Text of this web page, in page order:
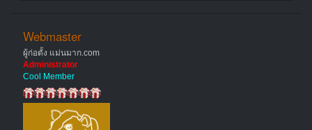
Webmaster
ผู้ก่อตั้ง แม่นมาก.com
Administrator
Cool Member